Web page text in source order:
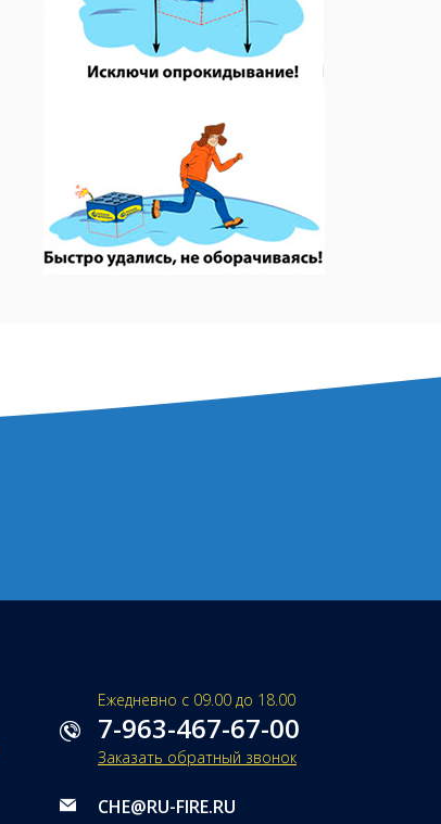
Ежедневно с 09.00 до 18.00
7-963-467-67-00
Заказать обратный звонок
CHE@RU-FIRE.RU